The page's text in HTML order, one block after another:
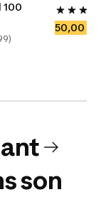
100
50,00 $
son